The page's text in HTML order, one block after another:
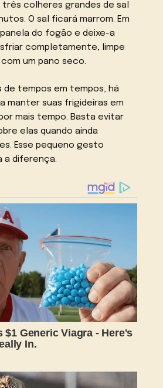
colheres grandes de sal
O sal ficará marrom. Em
do fogão e deixe-a
completamente, limpe
um pano seco.
de tempos em tempos, há
manter suas frigideiras em
mais tempo. Basta evitar
elas quando ainda
Esse pequeno gesto
a diferença.